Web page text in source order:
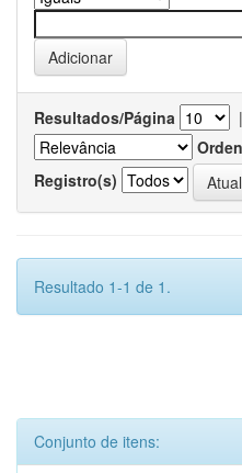
Resultados/Página |
Registro(s)
Resultado 1-1 de 1.
Conjunto de itens: